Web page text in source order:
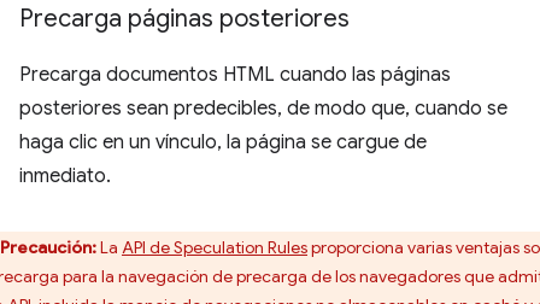
Precarga páginas posteriores
Precarga documentos HTML cuando las páginas
posteriores sean predecibles, de modo que, cuando se
haga clic en un vínculo, la página se cargue de
inmediato.
Precaución:La API de Speculation Rulesproporciona varias ventajas
para la navegación de precarga de los navegadores que